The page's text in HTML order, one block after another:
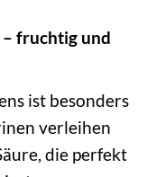
fruchtig und
ist besonders
verleihen
die perfekt